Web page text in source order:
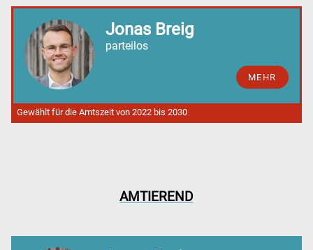
AMTIEREND
Jonas Breig
parteilos
MEHR
Gewählt für die Amtszeit von 2022 bis 2030